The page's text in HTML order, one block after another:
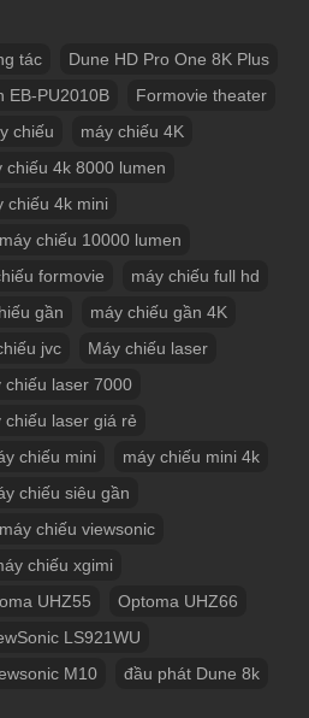
tác
Dune HD Pro One 8K Plus
EB-PU2010B
Formovie theater
chiếu
máy chiếu 4K
chiếu 4k 8000 lumen
chiếu 4k mini
máy chiếu 10000 lumen
formovie
máy chiếu full hd
gần
máy chiếu gần 4K
jvc
Máy chiếu laser
chiếu laser 7000
chiếu laser giá rẻ
chiếu mini
máy chiếu mini 4k
chiếu siêu gần
máy chiếu viewsonic
chiếu xgimi
UHZ55
Optoma UHZ66
LS921WU
M10 đầu phát Dune 8k